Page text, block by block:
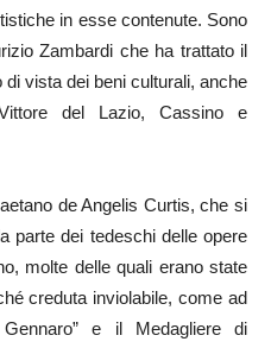
in esse contenute. Sono
Zambardi che ha trattato il
vista dei beni culturali, anche
del Lazio, Cassino e
de Angelis Curtis, che si
parte dei tedeschi delle opere
molte delle quali erano state
creduta inviolabile, come ad
e il Medagliere di